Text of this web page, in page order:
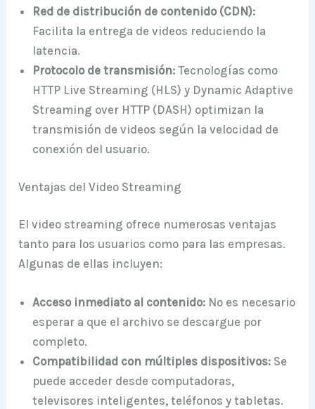
Red de distribución de contenido (CDN):
Facilita la entrega de videos reduciendo la
latencia.
Protocolo de transmisión: Tecnologías como
HTTP Live Streaming (HLS) y Dynamic Adaptive
Streaming over HTTP (DASH) optimizan la
transmisión de videos según la velocidad de
conexión del usuario.
Ventajas del Video Streaming
El video streaming ofrece numerosas ventajas
tanto para los usuarios como para las empresas.
Algunas de ellas incluyen:
Acceso inmediato al contenido: No es necesario
esperar a que el archivo se descargue por
completo.
Compatibilidad con múltiples dispositivos: Se
puede acceder desde computadoras,
televisores inteligentes, teléfonos y tabletas.